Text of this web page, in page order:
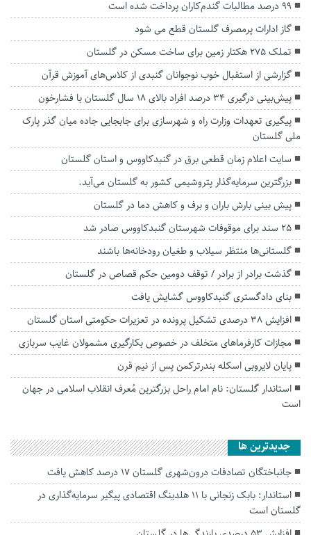
۹۹ درصد مطالبات گندم‌کاران پرداخت شده است
گاز ادارات پرمصرف گلستان قطع می شود
تملک ۲۷۵ هکتار زمین برای ساخت مسکن در گلستان
گزارشی از استقبال خوب نوجوانان گنبدی از کلاس‌های آموزش قرآن
پیش‌بینی درگیری ۳۴ درصد افراد بالای ۱۸ سال گلستان با فشارخون
پیگیری تعهدات وزارت راه و شهرسازی برای جابجایی جاده میان گذر پارک
ملی گلستان
سایت اعلام زمان قطعی برق در‌ گنبدکاووس و استان گلستان
بزرگترین سرمایه‌گذار پتروشیمی کشور به گلستان می‌آید.
پیش بینی بارش باران و برف و کاهش دما در گلستان
۲۵ سند برای موقوفات شهرستان گنبدکاووس صادر شد
گلستانی‌ها منتظر سیلاب و طغیان رودخانه‌ها باشند
گذشت برادر از برادر / توقف دومین حکم قصاص در گلستان
بنای دادگستری گنبدکاووس گشایش یافت
افزایش ۳۸ درصدی تشکیل پرونده در تعزیرات حکومتی استان گلستان
مجازات کارفرما‌های متخلف در خصوص بکارگیری مشمولان غایب سربازی
پایان لایروبی اسکله بندرترکمن پس از نیم قرن
استاندار گلستان: نام امام راحل بزرگترین مُعرف انقلاب اسلامی در جهان
است
جديدترين ها
جانباختگان تصادفات درون‌شهری گلستان ۱۷ درصد کاهش یافت
استاندار: بابک زنجانی با ۱۱ هلدینگ اقتصادی پیگیر سرمایه‌گذاری در
گلستان است